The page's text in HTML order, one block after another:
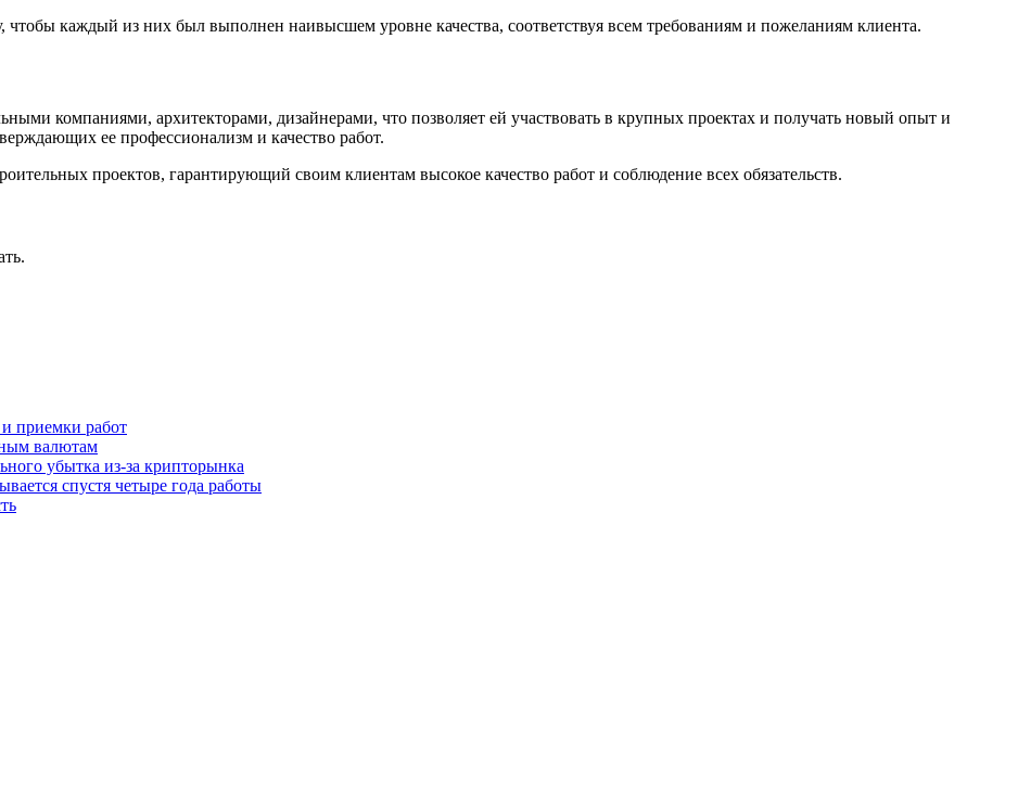
каждый из них был выполнен наивысшем уровне качества, соответствуя всем требованиям и пожеланиям клиента.
компаниями, архитекторами, дизайнерами, что позволяет ей участвовать в крупных проектах и получать новый опыт и
ее профессионализм и качество работ.
проектов, гарантирующий своим клиентам высокое качество работ и соблюдение всех обязательств.
приемки работ
валютам
убытка из-за крипторынка
спустя четыре года работы